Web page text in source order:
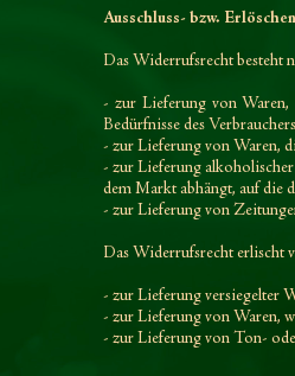
Ausschluss- bzw.
Das Widerrufsrecht besteht
- zur Lieferung von Waren,
Bedürfnisse des
- zur Lieferung von Waren,
- zur Lieferung alkoholischer
dem Markt abhängt, auf die
- zur Lieferung von
Das Widerrufsrecht erlischt
- zur Lieferung versiegelter
- zur Lieferung von Waren,
- zur Lieferung von Ton-